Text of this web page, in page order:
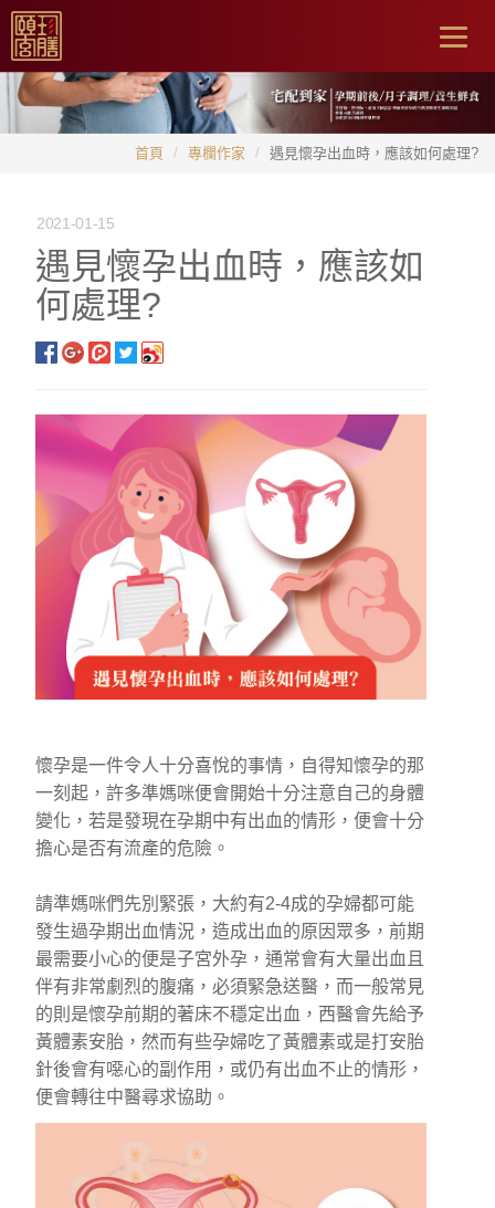
首頁 專欄作家 遇見懷孕出血時，應該如何處理?
2021-01-15
遇見懷孕出血時，應該如
何處理?
懷孕是一件令人十分喜悅的事情，自得知懷孕的那
一刻起，許多準媽咪便會開始十分注意自己的身體
變化，若是發現在孕期中有出血的情形，便會十分
擔心是否有流產的危險。
請準媽咪們先別緊張，大約有2-4成的孕婦都可能
發生過孕期出血情況，造成出血的原因眾多，前期
最需要小心的便是子宮外孕，通常會有大量出血且
伴有非常劇烈的腹痛，必須緊急送醫，而一般常見
的則是懷孕前期的著床不穩定出血，西醫會先給予
黃體素安胎，然而有些孕婦吃了黃體素或是打安胎
針後會有噁心的副作用，或仍有出血不止的情形，
便會轉往中醫尋求協助。